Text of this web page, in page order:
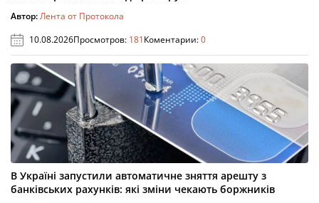
Автор:Лента от Протокола
10.08.2026Просмотров: 181Коментарии:0
В Україні запустили автоматичне зняття арешту з
банківських рахунків: які зміни чекають боржників